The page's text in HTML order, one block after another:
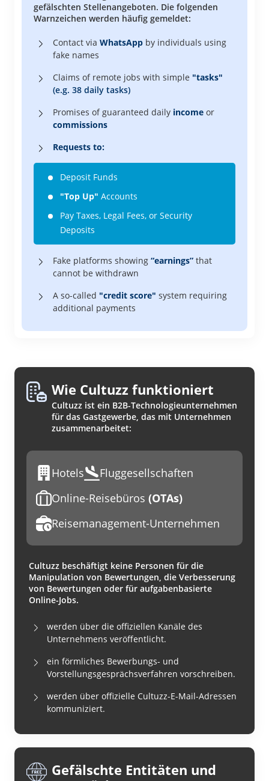
gefälschten Stellenangeboten. Die folgenden
Warnzeichen werden häufig gemeldet:
Contact via WhatsApp by individuals using
fake names
Claims of remote jobs with simple "tasks"
(e.g. 38 daily tasks)
Promises of guaranteed daily income or
commissions
Requests to:
Deposit Funds
"Top Up" Accounts
Pay Taxes, Legal Fees, or Security
Deposits
Fake platforms showing “earnings” that
cannot be withdrawn
A so-called "credit score" system requiring
additional payments
Wie Cultuzz funktioniert
Cultuzz ist ein B2B-Technologieunternehmen
für das Gastgewerbe, das mit Unternehmen
zusammenarbeitet:
Hotels
Fluggesellschaften
Online-Reisebüros (OTAs)
Reisemanagement-Unternehmen
Cultuzz beschäftigt keine Personen für die
Manipulation von Bewertungen, die Verbesserung
von Bewertungen oder für aufgabenbasierte
Online-Jobs.
werden über die offiziellen Kanäle des
Unternehmens veröffentlicht.
ein förmliches Bewerbungs- und
Vorstellungsgesprächsverfahren vorschreiben.
werden über offizielle Cultuzz-E-Mail-Adressen
kommuniziert.
Gefälschte Entitäten und